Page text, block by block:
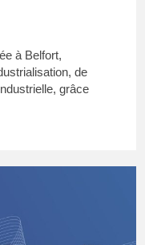
à Belfort,
de
grâce